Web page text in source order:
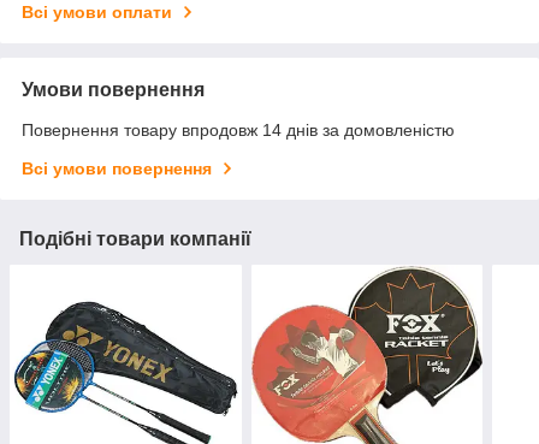
Всі умови оплати
Умови повернення
Повернення товару впродовж 14 днів за домовленістю
Всі умови повернення
Подібні товари компанії